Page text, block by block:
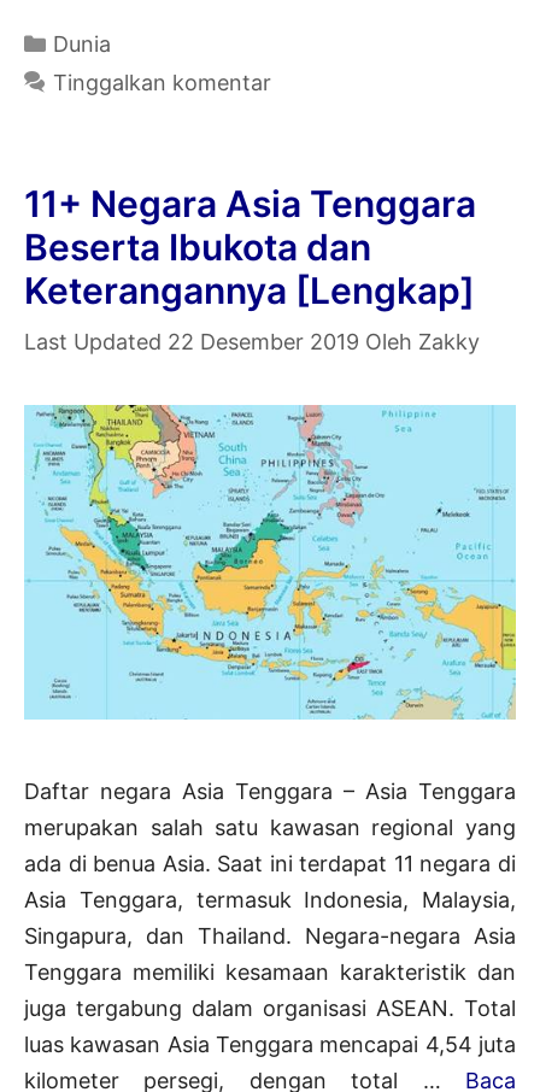
dan
Kategori
Dunia
Tinggalkan komentar
11+ Negara Asia Tenggara
Beserta Ibukota dan
Keterangannya [Lengkap]
22 Desember 2019 Oleh Zakky
Daftar negara Asia Tenggara – Asia Tenggara
merupakan salah satu kawasan regional yang
ada di benua Asia. Saat ini terdapat 11 negara di
Asia Tenggara, termasuk Indonesia, Malaysia,
Singapura, dan Thailand. Negara-negara Asia
Tenggara memiliki kesamaan karakteristik dan
juga tergabung dalam organisasi ASEAN. Total
luas kawasan Asia Tenggara mencapai 4,54 juta
kilometer persegi, dengan total … Baca